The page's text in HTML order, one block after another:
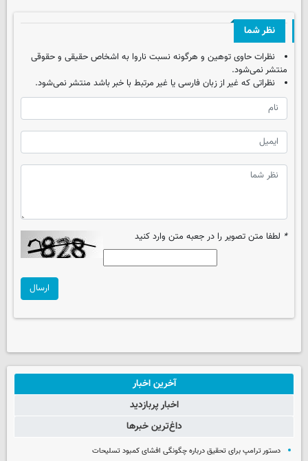
نظر شما
نظرات حاوی توهین و هرگونه نسبت ناروا به اشخاص حقیقی و حقوقی
منتشر نمی‌شود.
نظراتی که غیر از زبان فارسی یا غیر مرتبط با خبر باشد منتشر نمی‌شود.
* لطفا متن تصویر را در جعبه متن وارد کنید
ارسال
آخرین اخبار
اخبار پربازدید
داغ‌ترین خبرها
دستور ترامپ برای تحقیق درباره چگونگی افشای کمبود تسلیحات